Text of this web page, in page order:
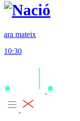
ara mateix
10:30